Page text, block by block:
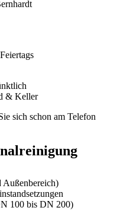
& Keller
sich schon am Telefon
Außenbereich)
100 bis DN 200)